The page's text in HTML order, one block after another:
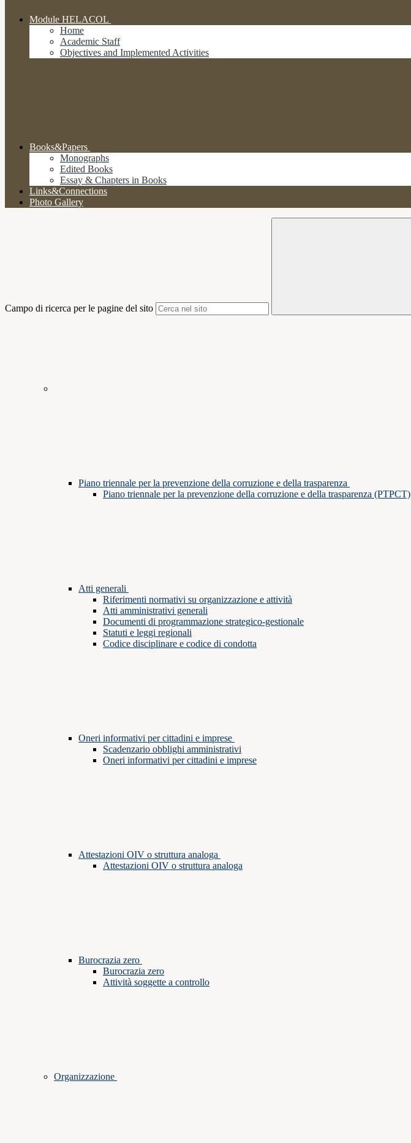
Module HELACOL
Home
Academic Staff
Objectives and Implemented Activities
Books&Papers
Monographs
Edited Books
Essay & Chapters in Books
Links&Connections
Photo Gallery
Campo di ricerca per le pagine del sito
Piano triennale per la prevenzione della corruzione e della trasparenza
Piano triennale per la prevenzione della corruzione e della trasparenza (PTPCT)
Atti generali
Riferimenti normativi su organizzazione e attività
Atti amministrativi generali
Documenti di programmazione strategico-gestionale
Statuti e leggi regionali
Codice disciplinare e codice di condotta
Oneri informativi per cittadini e imprese
Scadenzario obblighi amministrativi
Oneri informativi per cittadini e imprese
Attestazioni OIV o struttura analoga
Attestazioni OIV o struttura analoga
Burocrazia zero
Burocrazia zero
Attività soggette a controllo
Organizzazione